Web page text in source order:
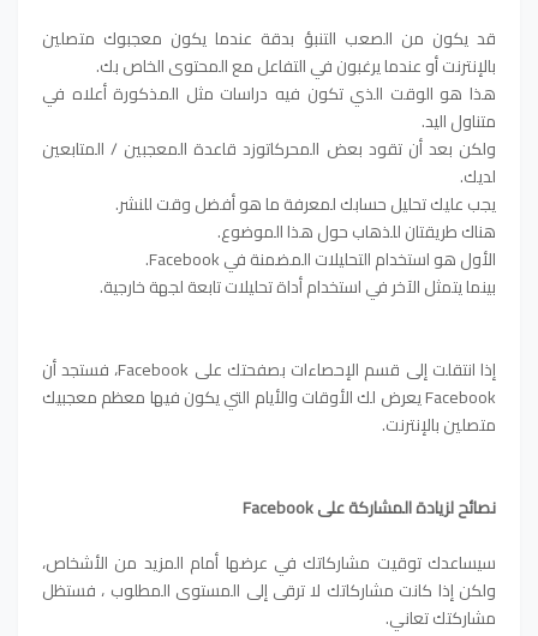
قد يكون من الصعب التنبؤ بدقة عندما يكون معجبوك متصلين
بالإنترنت أو عندما يرغبون في التفاعل مع المحتوى الخاص بك.
هذا هو الوقت الذي تكون فيه دراسات مثل المذكورة أعلاه في
متناول اليد.
ولكن بعد أن تقود بعض المحركاتوزد قاعدة المعجبين / المتابعين
لديك.
يجب عليك تحليل حسابك لمعرفة ما هو أفضل وقت للنشر.
هناك طريقتان للذهاب حول هذا الموضوع.
الأول هو استخدام التحليلات المضمنة في Facebook.
بينما يتمثل الآخر في استخدام أداة تحليلات تابعة لجهة خارجية.
إذا انتقلت إلى قسم الإحصاءات بصفحتك على Facebook، فستجد أن
Facebook يعرض لك الأوقات والأيام التي يكون فيها معظم معجبيك
متصلين بالإنترنت.
نصائح لزيادة المشاركة على Facebook
سيساعدك توقيت مشاركاتك في عرضها أمام المزيد من الأشخاص،
ولكن إذا كانت مشاركاتك لا ترقى إلى المستوى المطلوب ، فستظل
مشاركتك تعاني.